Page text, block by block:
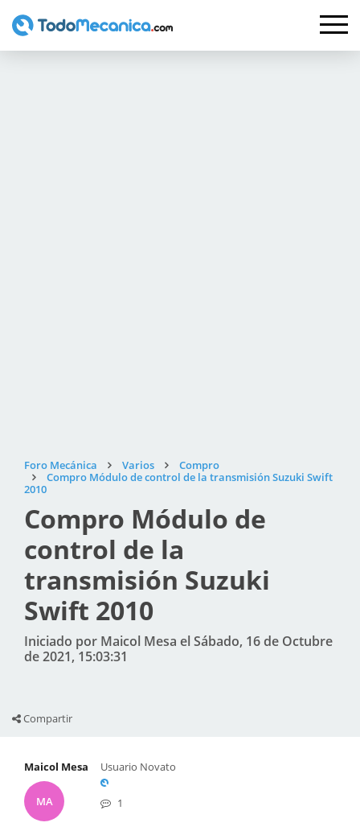
Foro Mecánica Varios
Compro
Compro Módulo de control de la transmisión Suzuki Swift
2010
Compro Módulo de
control de la
transmisión Suzuki
Swift 2010
Iniciado por Maicol Mesa el Sábado, 16 de Octubre
de 2021, 15:03:31
Compartir
Maicol Mesa
MA
Usuario Novato
1